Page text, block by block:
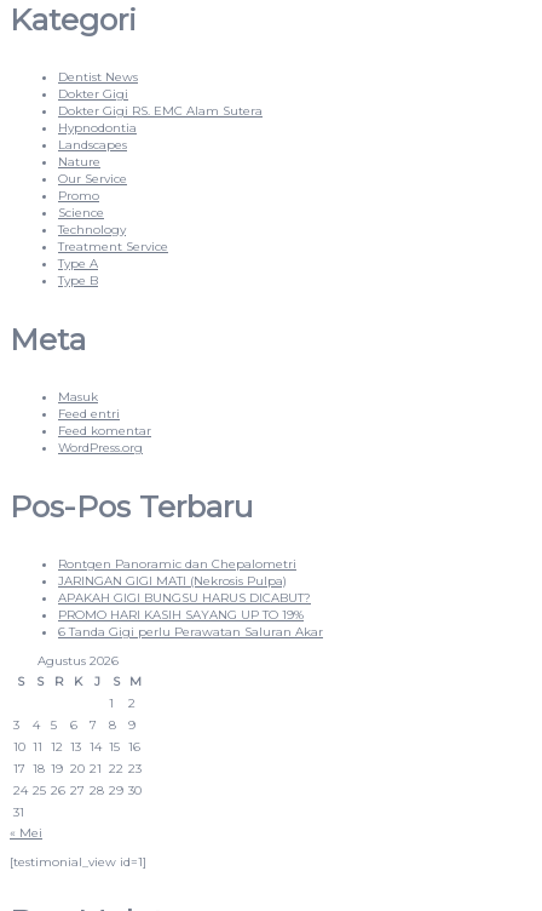
Kategori
Dentist News
Dokter Gigi
Dokter Gigi RS. EMC Alam Sutera
Hypnodontia
Landscapes
Nature
Our Service
Promo
Science
Technology
Treatment Service
Type A
Type B
Meta
Masuk
Feed entri
Feed komentar
WordPress.org
Pos-Pos Terbaru
Rontgen Panoramic dan Chepalometri
JARINGAN GIGI MATI (Nekrosis Pulpa)
APAKAH GIGI BUNGSU HARUS DICABUT?
PROMO HARI KASIH SAYANG UP TO 19%
6 Tanda Gigi perlu Perawatan Saluran Akar
Agustus 2026
S
S R K J S
M
1
2
3
4 5 6 7 8
9
10 11 12 13 14 15 16
17 18 19 20 21 22 23
24 25 26 27 28 29 30
31
« Mei
[testimonial_view id=1]